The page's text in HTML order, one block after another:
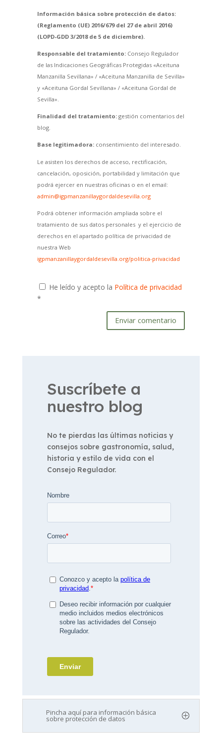
Información básica sobre protección de datos:
(Reglamento (UE) 2016/679 del 27 de abril 2016)
(LOPD-GDD 3/2018 de 5 de diciembre).
Responsable del tratamiento:Consejo Regulador
de las Indicaciones Geográficas Protegidas «Aceituna
Manzanilla Sevillana» / «Aceituna Manzanilla de Sevilla»
y «Aceituna Gordal Sevillana» / «Aceituna Gordal de
Sevilla».
Finalidad del tratamiento:gestión comentarios del
blog.
Base legitimadora:consentimiento del interesado.
Le asisten los derechos de acceso, rectificación,
cancelación, oposición, portabilidad y limitación que
podrá ejercer en nuestras oficinas o en el email:
admin@igpmanzanillaygordaldesevilla.org
Podrá obtener información ampliada sobre el
tratamiento de sus datos personales y el ejercicio de
derechos en el apartado política de privacidad de
nuestra Web
igpmanzanillaygordaldesevilla.org/politica-privacidad
He leído y acepto la Política de privacidad
*
Enviar comentario
Suscríbete a
nuestro blog
No te pierdas las últimas noticias y
consejos sobre gastronomía, salud,
historia y estilo de vida con el
Consejo Regulador.
Pincha aquí para información básica
sobre protección de datos